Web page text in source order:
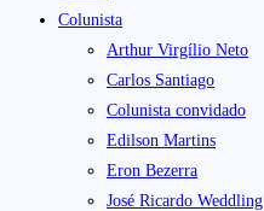
Colunista
Arthur Virgílio Neto
Carlos Santiago
Colunista convidado
Edilson Martins
Eron Bezerra
José Ricardo Weddling